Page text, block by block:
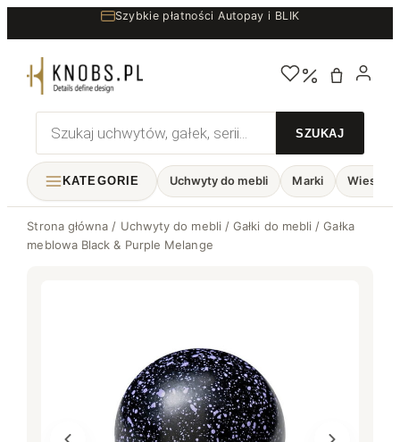
do
treści
Szybkie płatności Autopay i BLIK
Wyszukiwarka
produktów
KATEGORIE Uchwyty do mebli Marki
Strona główna / Uchwyty do mebli /Gałki do mebli / Gałka
meblowa Black & Purple Melange